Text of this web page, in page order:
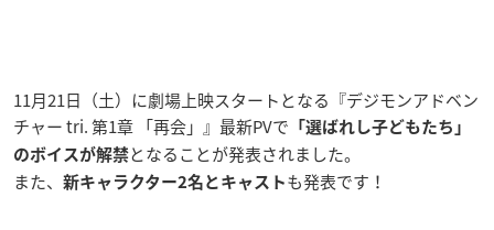
11月21日（土）に劇場上映スタートとなる『デジモンアドベン
チャー tri. 第1章 「再会」』最新PVで 「選ばれし子どもたち」
のボイスが解禁となることが発表されました。
また、
新キャラクター2名とキャスト も発表です！